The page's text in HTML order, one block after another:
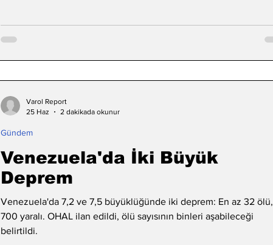
Venezuela'da İki Büyük
Deprem
Venezuela'da 7,2 ve 7,5 büyüklüğünde iki deprem: En az 32 ölü,
700 yaralı. OHAL ilan edildi, ölü sayısının binleri aşabileceği
belirtildi.
Gündem
Varol Report
25 Haz
2 dakikada okunur